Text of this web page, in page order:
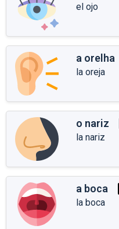
el ojo
a orelha
la oreja
o nariz
la nariz
a boca
la boca